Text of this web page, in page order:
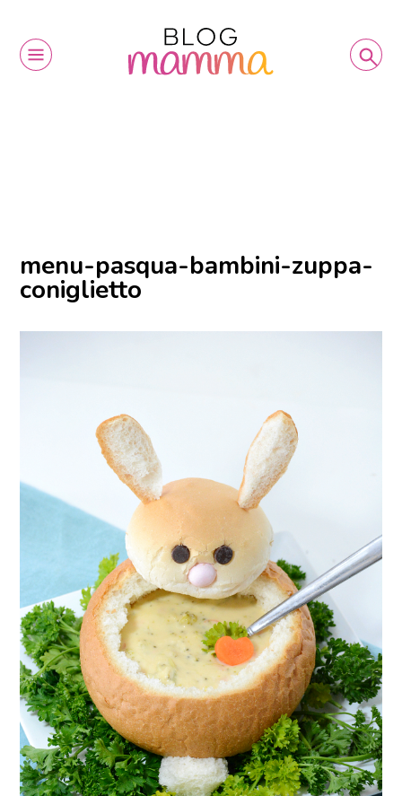
menu-pasqua-bambini-zuppa-
coniglietto